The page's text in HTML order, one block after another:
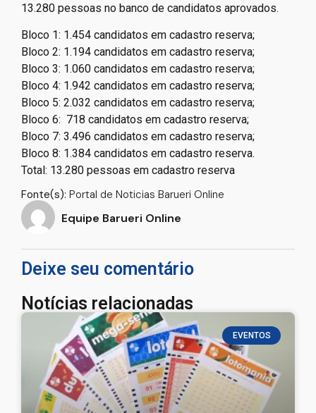
13.280 pessoas no banco de candidatos aprovados.
Bloco 1: 1.454 candidatos em cadastro reserva;
Bloco 2: 1.194 candidatos em cadastro reserva;
Bloco 3: 1.060 candidatos em cadastro reserva;
Bloco 4: 1.942 candidatos em cadastro reserva;
Bloco 5: 2.032 candidatos em cadastro reserva;
Bloco 6: 718 candidatos em cadastro reserva;
Bloco 7: 3.496 candidatos em cadastro reserva;
Bloco 8: 1.384 candidatos em cadastro reserva.
Total: 13.280 pessoas em cadastro reserva
Fonte(s): Portal de Noticias Barueri Online
Equipe Barueri Online
Deixe seu comentário
Notícias relacionadas
EVENTOS